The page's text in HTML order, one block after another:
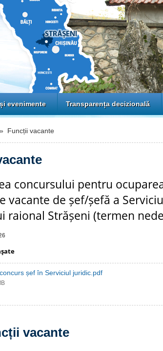
evenimente Transparența decizională
» Funcții vacante
concursului pentru
vacante de șef/șefă a
raional Strășeni (termen
șef în Serviciul juridic.pdf
vacante